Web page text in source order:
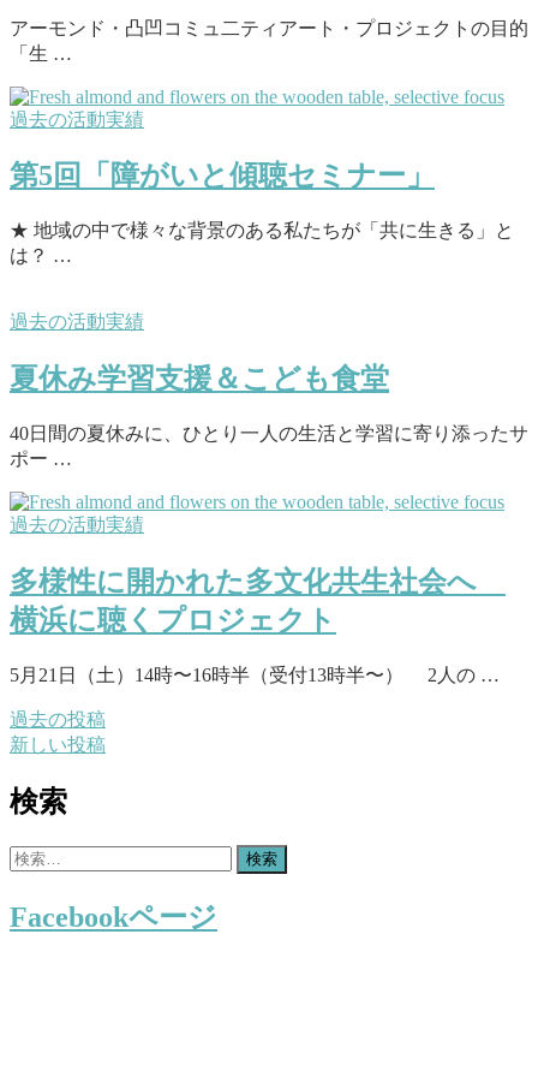
アーモンド・凸凹コミュ二ティアート・プロジェクトの目的
「生 …
過去の活動実績
第5回「障がいと傾聴セミナー」
★ 地域の中で様々な背景のある私たちが「共に生きる」と
は？ …
過去の活動実績
夏休み学習支援＆こども食堂
40日間の夏休みに、ひとり一人の生活と学習に寄り添ったサ
ポー …
過去の活動実績
多様性に開かれた多文化共生社会へ
横浜に聴くプロジェクト
5月21日（土）14時〜16時半（受付13時半〜） 2人の …
投
稿
ナ
ビ
ゲ
ー
過去の投稿
新しい投稿
検索
検
Facebookページ